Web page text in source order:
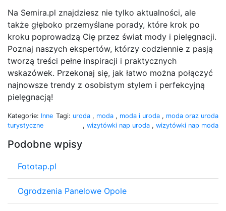
Na Semira.pl znajdziesz nie tylko aktualności, ale
także głęboko przemyślane porady, które krok po
kroku poprowadzą Cię przez świat mody i pielęgnacji.
Poznaj naszych ekspertów, którzy codziennie z pasją
tworzą treści pełne inspiracji i praktycznych
wskazówek. Przekonaj się, jak łatwo można połączyć
najnowsze trendy z osobistym stylem i perfekcyjną
pielęgnacją!
Kategorie: Inne
turystyczne
Tagi: uroda , moda , moda i uroda , moda oraz uroda
, wizytówki nap uroda , wizytówki nap moda
Podobne wpisy
Fototap.pl
Ogrodzenia Panelowe Opole